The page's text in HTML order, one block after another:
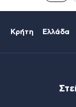
Κρήτη Ελλάδα